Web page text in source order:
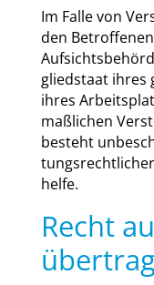
Im Fal­le von
den
glied­staat ihres
ihres
maß­li­chen
besteht
hel­fe.
Recht